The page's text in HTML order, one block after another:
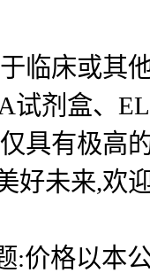
临床或其
试剂盒、
具有极高
好未来,欢
:价格以本